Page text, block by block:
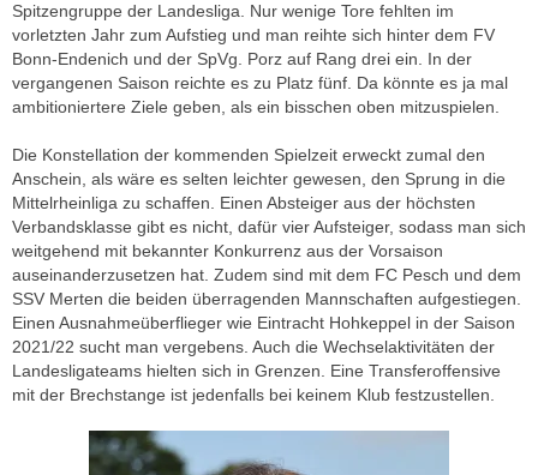
Spitzengruppe der Landesliga. Nur wenige Tore fehlten im
vorletzten Jahr zum Aufstieg und man reihte sich hinter dem FV
Bonn-Endenich und der SpVg. Porz auf Rang drei ein. In der
vergangenen Saison reichte es zu Platz fünf. Da könnte es ja mal
ambitioniertere Ziele geben, als ein bisschen oben mitzuspielen.
Die Konstellation der kommenden Spielzeit erweckt zumal den
Anschein, als wäre es selten leichter gewesen, den Sprung in die
Mittelrheinliga zu schaffen. Einen Absteiger aus der höchsten
Verbandsklasse gibt es nicht, dafür vier Aufsteiger, sodass man sich
weitgehend mit bekannter Konkurrenz aus der Vorsaison
auseinanderzusetzen hat. Zudem sind mit dem FC Pesch und dem
SSV Merten die beiden überragenden Mannschaften aufgestiegen.
Einen Ausnahmeüberflieger wie Eintracht Hohkeppel in der Saison
2021/22 sucht man vergebens. Auch die Wechselaktivitäten der
Landesligateams hielten sich in Grenzen. Eine Transferoffensive
mit der Brechstange ist jedenfalls bei keinem Klub festzustellen.